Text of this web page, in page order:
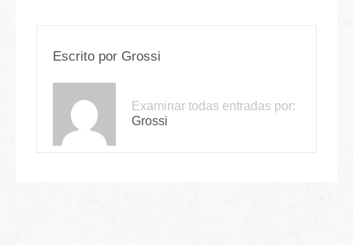
Escrito por Grossi
Examinar todas entradas por:
Grossi